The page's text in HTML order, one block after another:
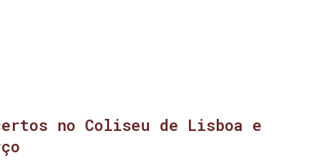
no Coliseu de Lisboa e